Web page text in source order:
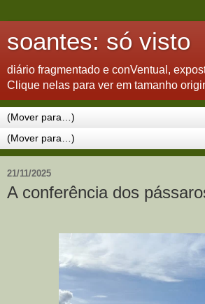
soantes: só visto
diário fragmentado e conVentual,
Clique nelas para ver em tamanho
21/11/2025
A conferência dos